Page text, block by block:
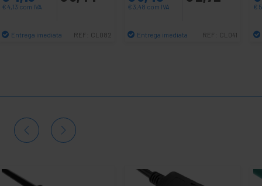
€ 4,13 com IVA
Entrega imediata REF: CL082
€ 3,48 com IVA
Entrega imediata REF: CL041
€